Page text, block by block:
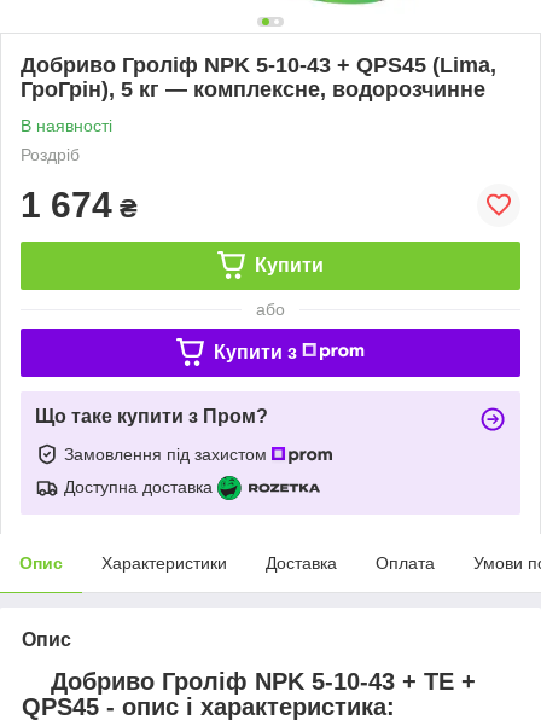
Добриво Гроліф NPK 5-10-43 + QPS45 (Lima,
ГроГрін), 5 кг — комплексне, водорозчинне
В наявності
Роздріб
1 674 ₴
Купити
або
Купити з
Що таке купити з Пром?
Замовлення під захистом
Доступна доставка
Опис Характеристики Доставка Оплата Умови
Опис
Добриво Гроліф NPK 5-10-43 + TE +
QPS45 - опис і характеристика: